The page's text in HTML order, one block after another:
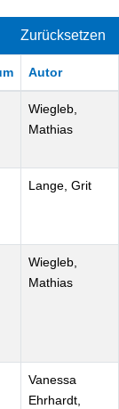
Zurücksetzen
Autor
Wiegleb,
Mathias
Lange, Grit
Wiegleb,
Mathias
Vanessa
Ehrhardt,